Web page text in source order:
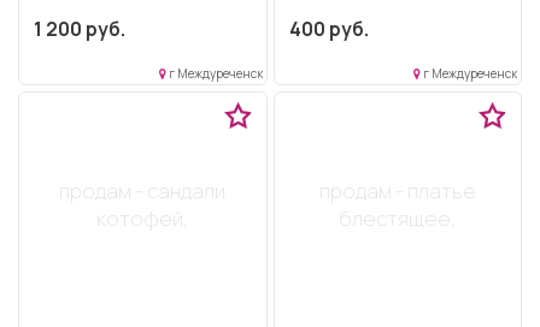
1 200 руб.
г Междуреченск
400 руб.
г Междуреченск
продам - сандали
котофей,
продам - платье
блестящее,